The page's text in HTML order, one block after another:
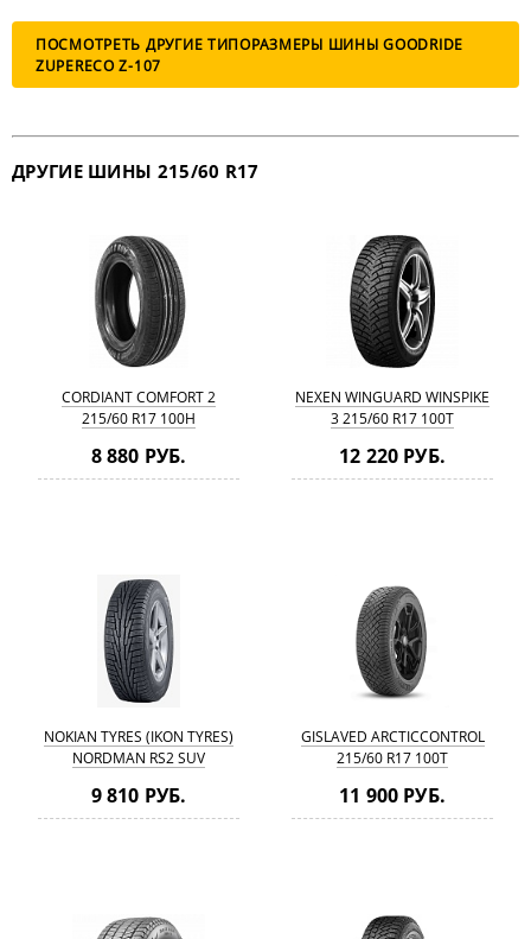
ПОСМОТРЕТЬ ДРУГИЕ ТИПОРАЗМЕРЫ ШИНЫ GOODRIDE
ZUPERECO Z-107
ДРУГИЕ ШИНЫ 215/60 R17
CORDIANT COMFORT 2
215/60 R17 100H
8 880 РУБ.
NEXEN WINGUARD WINSPIKE
3 215/60 R17 100T
12 220 РУБ.
NOKIAN TYRES (IKON TYRES)
NORDMAN RS2 SUV
215/60 R17 100R
9 810 РУБ.
GISLAVED ARCTICCONTROL
215/60 R17 100T
11 900 РУБ.